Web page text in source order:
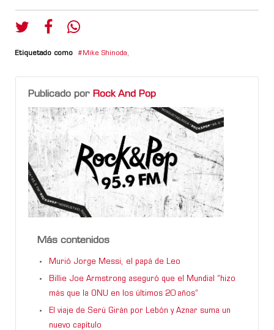
Etiquetado como Mike Shinoda,
Publicado por Rock And Pop
Más contenidos
Murió Jorge Messi, el papá de Leo
Billie Joe Armstrong aseguró que el Mundial “hizo
más que la ONU en los últimos 20 años”
El viaje de Serú Girán por Lebón y Aznar suma un
nuevo capítulo